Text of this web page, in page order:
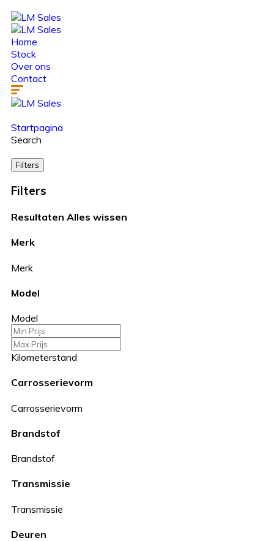
Home
Stock
Over ons
Contact
Startpagina
Search
Filters
Filters
Resultaten Alles wissen
Merk
Merk
Model
Model
Kilometerstand
Carrosserievorm
Carrosserievorm
Brandstof
Brandstof
Transmissie
Transmissie
Deuren